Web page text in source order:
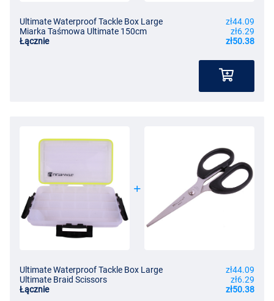
Ultimate Waterproof Tackle Box Large
zł44.09
Miarka Taśmowa Ultimate 150cm
zł6.29
Łącznie
zł50.38
Ultimate Waterproof Tackle Box Large
zł44.09
Ultimate Braid Scissors
zł6.29
Łącznie
zł50.38